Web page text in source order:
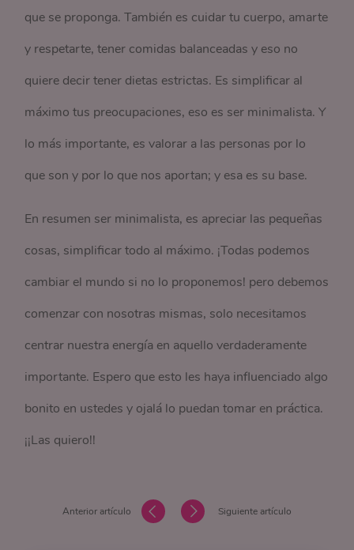
que se proponga. También es cuidar tu cuerpo, amarte
y respetarte, tener comidas balanceadas y eso no
quiere decir tener dietas estrictas. Es simplificar al
máximo tus preocupaciones, eso es ser minimalista. Y
lo más importante, es valorar a las personas por lo
que son y por lo que nos aportan; y esa es su base.
En resumen ser minimalista, es apreciar las pequeñas
cosas, simplificar todo al máximo. ¡Todas podemos
cambiar el mundo si no lo proponemos! pero debemos
comenzar con nosotras mismas, solo necesitamos
centrar nuestra energía en aquello verdaderamente
importante. Espero que esto les haya influenciado algo
bonito en ustedes y ojalá lo puedan tomar en práctica.
¡¡Las quiero!!
Anterior artículo Siguiente artículo